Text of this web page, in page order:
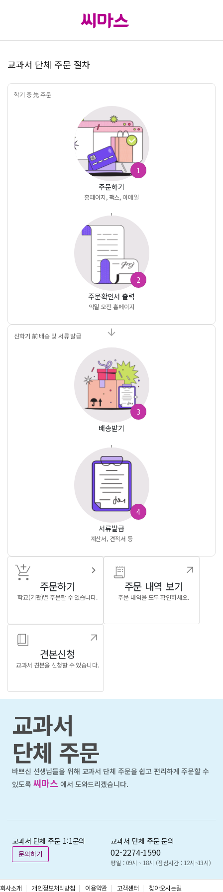
교과서
단체 주문
바쁘신 선생님들을 위해 교과서 단체 주문을 쉽고 편리하게 주문할 수
있도록 씨마스 에서 도와드리겠습니다.
교과서 단체 주문 1:1문의
문의하기
교과서 단체 주문 문의
02-2274-1590
평일 : 09시 ~ 18시 (점심시간 : 12시~13시)
교과서 단체 주문 절차
학기 중 先 주문
1
주문하기
홈페이지, 팩스, 이메일
2
주문확인서 출력
익일 오전 홈페이지
신학기 前 배송 및 서류 발급
3
배송받기
4
서류발급
계산서, 견적서 등
주문하기
학교(기관)별 주문할 수 있습니다.
주문 내역 보기
주문 내역을 모두 확인하세요.
견본신청
교과서 견본을 신청할 수 있습니다.
회사소개 개인정보처리방침 이용약관 고객센터 찾아오시는길